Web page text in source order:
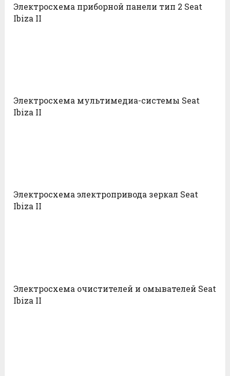
Электросхема приборной панели тип 2 Seat
Ibiza II
Электросхема мультимедиа-системы Seat
Ibiza II
Электросхема электропривода зеркал Seat
Ibiza II
Электросхема очистителей и омывателей Seat
Ibiza II